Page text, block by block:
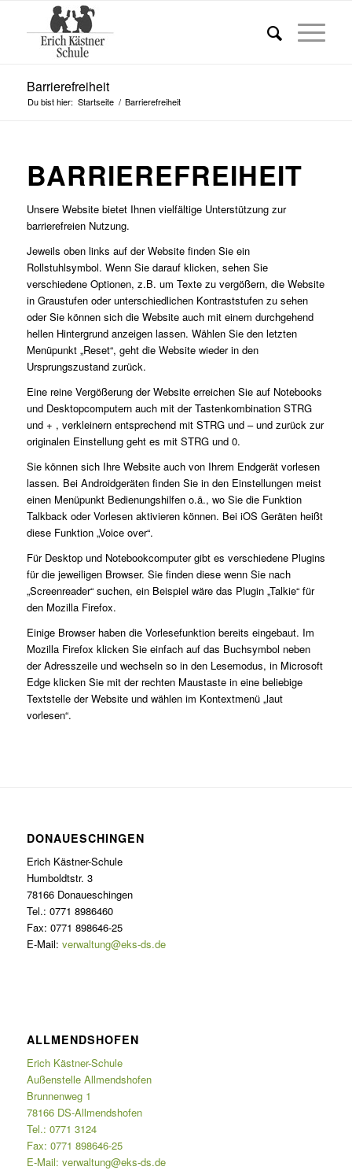
Barrierefreiheit
Du bist hier: Startseite / Barrierefreiheit
BARRIEREFREIHEIT
Unsere Website bietet Ihnen vielfältige Unterstützung zur
barrierefreien Nutzung.
Jeweils oben links auf der Website finden Sie ein
Rollstuhlsymbol. Wenn Sie darauf klicken, sehen Sie
verschiedene Optionen, z.B. um Texte zu vergößern, die Website
in Graustufen oder unterschiedlichen Kontraststufen zu sehen
oder Sie können sich die Website auch mit einem durchgehend
hellen Hintergrund anzeigen lassen. Wählen Sie den letzten
Menüpunkt „Reset“, geht die Website wieder in den
Ursprungszustand zurück.
Eine reine Vergößerung der Website erreichen Sie auf Notebooks
und Desktopcomputern auch mit der Tastenkombination STRG
und + , verkleinern entsprechend mit STRG und – und zurück zur
originalen Einstellung geht es mit STRG und 0.
Sie können sich Ihre Website auch von Ihrem Endgerät vorlesen
lassen. Bei Androidgeräten finden Sie in den Einstellungen meist
einen Menüpunkt Bedienungshilfen o.ä., wo Sie die Funktion
Talkback oder Vorlesen aktivieren können. Bei iOS Geräten heißt
diese Funktion „Voice over“.
Für Desktop und Notebookcomputer gibt es verschiedene Plugins
für die jeweiligen Browser. Sie finden diese wenn Sie nach
„Screenreader“ suchen, ein Beispiel wäre das Plugin „Talkie“ für
den Mozilla Firefox.
Einige Browser haben die Vorlesefunktion bereits eingebaut. Im
Mozilla Firefox klicken Sie einfach auf das Buchsymbol neben
der Adresszeile und wechseln so in den Lesemodus, in Microsoft
Edge klicken Sie mit der rechten Maustaste in eine beliebige
Textstelle der Website und wählen im Kontextmenü „laut
vorlesen“.
DONAUESCHINGEN
Erich Kästner-Schule
Humboldtstr. 3
78166 Donaueschingen
Tel.: 0771 8986460
Fax: 0771 898646-25
E-Mail: verwaltung@eks-ds.de
ALLMENDSHOFEN
Erich Kästner-Schule
Außenstelle Allmendshofen
Brunnenweg 1
78166 DS-Allmendshofen
Tel.: 0771 3124
Fax: 0771 898646-25
E-Mail: verwaltung@eks-ds.de